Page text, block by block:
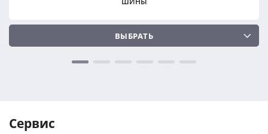
ВЫБРАТЬ
Сервис